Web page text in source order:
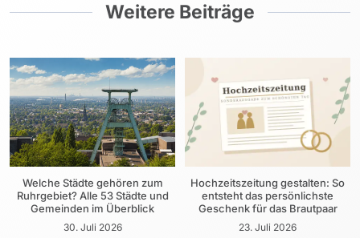
Weitere Beiträge
Welche Städte gehören zum
Ruhrgebiet? Alle 53 Städte und
Gemeinden im Überblick
30. Juli 2026
Hochzeitszeitung gestalten: So
entsteht das persönlichste
Geschenk für das Brautpaar
23. Juli 2026